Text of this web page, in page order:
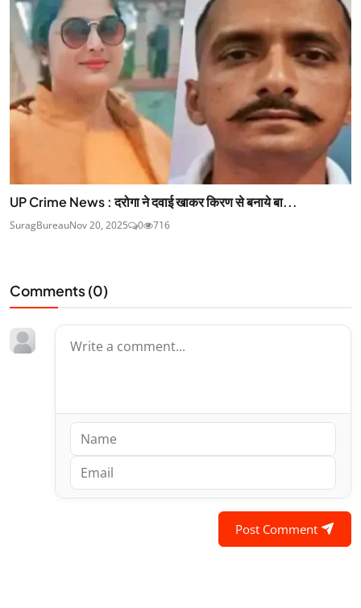
UP Crime News : दरोगा ने दवाई खाकर किरण से बनाये बा...
SuragBureauNov 20, 2025 0 716
Comments (0)
Post Comment